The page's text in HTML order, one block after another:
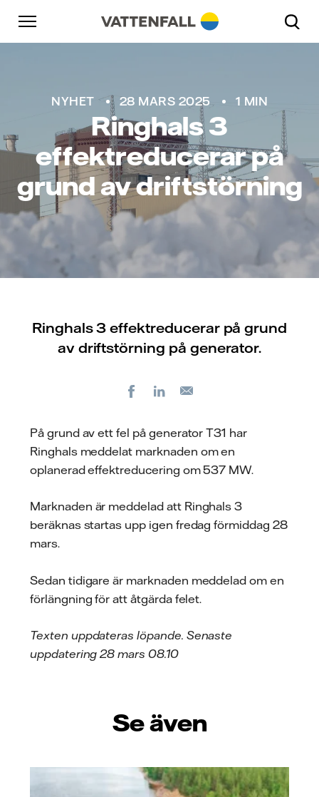
Skip to content
Gå till huvudnavigeringen
Gå till sidfoten
NYHET 28 MARS 2025 1 MIN
Ringhals 3
effektreducerar på
grund av driftstörning
Ringhals 3 effektreducerar på grund
av driftstörning på generator.
FacebookLinkedIn
På grund av ett fel på generator T31 har
Ringhals meddelat marknaden om en
oplanerad effektreducering om 537 MW.
Marknaden är meddelad att Ringhals 3
beräknas startas upp igen fredag förmiddag 28
mars.
Sedan tidigare är marknaden meddelad om en
förlängning för att åtgärda felet.
Texten uppdateras löpande. Senaste
uppdatering 28 mars 08.10
Se även
Gå till huvudnavigeringen